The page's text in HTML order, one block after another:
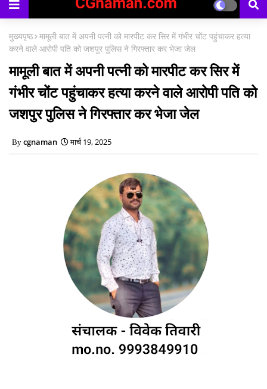
मुख्यपृष्ठ मामूली बात में अपनी पत्नी को मारपीट कर सिर में गंभीर चोंट पहुंचाकर हत्या
करने वाले आरोपी पति को जशपुर पुलिस ने गिरफ्तार कर भेजा जेल
मामूली बात में अपनी पत्नी को मारपीट कर सिर में
गंभीर चोंट पहुंचाकर हत्या करने वाले आरोपी पति को
जशपुर पुलिस ने गिरफ्तार कर भेजा जेल
cgnaman मार्च 19, 2025